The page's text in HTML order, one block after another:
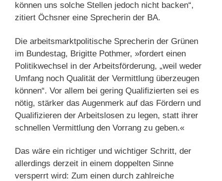
können uns solche Stellen jedoch nicht backen“,
zitiert Öchsner eine Sprecherin der BA.
Die arbeitsmarktpolitische Sprecherin der Grünen
im Bundestag, Brigitte Pothmer, »fordert einen
Politikwechsel in der Arbeitsförderung, „weil weder
Umfang noch Qualität der Vermittlung überzeugen
können“. Vor allem bei gering Qualifizierten sei es
nötig, stärker das Augenmerk auf das Fördern und
Qualifizieren der Arbeitslosen zu legen, statt ihrer
schnellen Vermittlung den Vorrang zu geben.«
Das wäre ein richtiger und wichtiger Schritt, der
allerdings derzeit in einem doppelten Sinne
versperrt wird: Zum einen durch zahlreiche